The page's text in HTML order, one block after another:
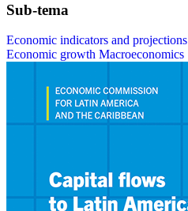
Sub-tema
Economic indicators and projections
Economic growth Macroeconomics